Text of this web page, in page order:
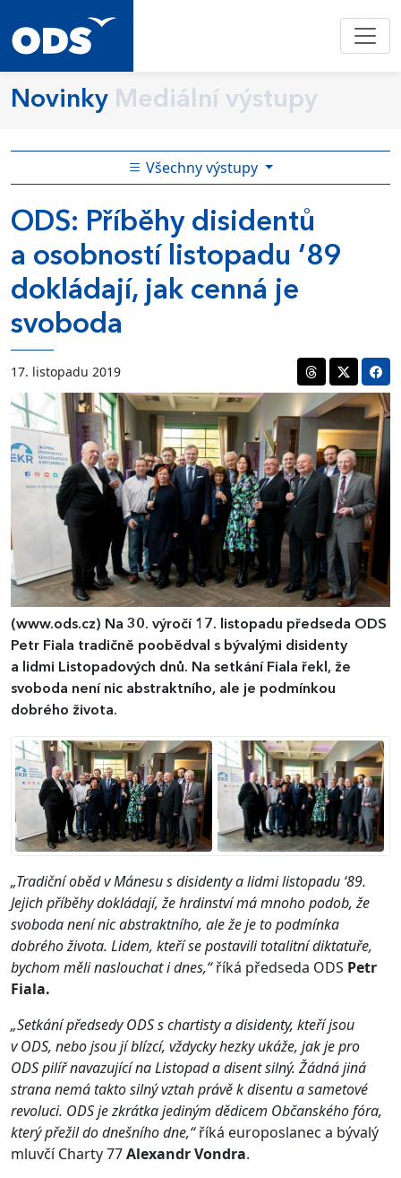
Novinky Mediální výstupy
Všechny výstupy
ODS: Příběhy disidentů
a osobností listopadu ‘89
dokládají, jak cenná je
svoboda
17. listopadu 2019
(www.ods.cz) Na 30. výročí 17. listopadu předseda ODS
Petr Fiala tradičně poobědval s bývalými disidenty
a lidmi Listopadových dnů. Na setkání Fiala řekl, že
svoboda není nic abstraktního, ale je podmínkou
dobrého života.
„Tradiční oběd v Mánesu s disidenty a lidmi listopadu ‘89.
Jejich příběhy dokládají, že hrdinství má mnoho podob, že
svoboda není nic abstraktního, ale že je to podmínka
dobrého života. Lidem, kteří se postavili totalitní diktatuře,
bychom měli naslouchat i dnes,“říká předseda ODS Petr
Fiala.
„Setkání předsedy ODS s chartisty a disidenty, kteří jsou
v ODS, nebo jsou jí blízcí, vždycky hezky ukáže, jak je pro
ODS pilíř navazující na Listopad a disent silný. Žádná jiná
strana nemá takto silný vztah právě k disentu a sametové
revoluci. ODS je zkrátka jediným dědicem Občanského fóra,
který přežil do dnešního dne,“říká europoslanec a bývalý
mluvčí Charty 77Alexandr Vondra.